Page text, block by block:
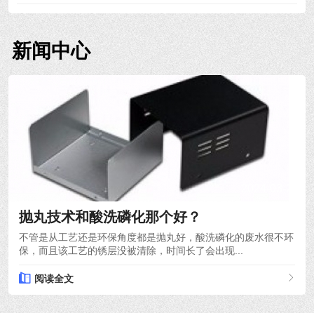
新闻中心
抛丸技术和酸洗磷化那个好？
不管是从工艺还是环保角度都是抛丸好，酸洗磷化的废水很不环
保，而且该工艺的锈层没被清除，时间长了会出现...
阅读全文